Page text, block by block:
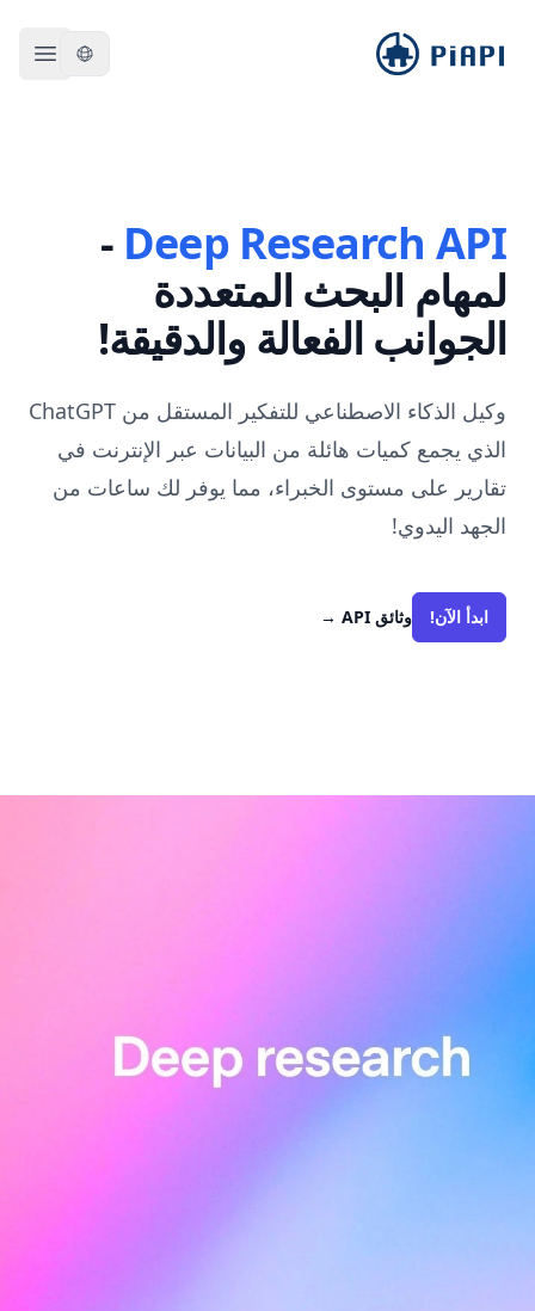
piapi
Deep Research API
-
لمهام البحث المتعددة
الجوانب الفعالة والدقيقة!
وكيل الذكاء الاصطناعي للتفكير المستقل من ChatGPT
الذي يجمع كميات هائلة من البيانات عبر الإنترنت في
تقارير على مستوى الخبراء، مما يوفر لك ساعات من
الجهد اليدوي!
ابدأ الآن! وثائق API →